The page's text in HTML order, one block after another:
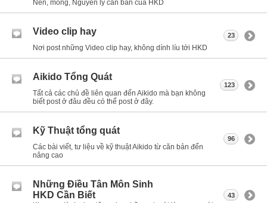
Nền, móng, Nguyên lý căn bản của HKD
Video clip hay
Nơi post những Video clip hay, không dính líu tới HKD
23
Aikido Tổng Quát
Tất cả các chủ đề liên quan đến Aikido mà bạn không
biết post ở đâu đều có thể post ở đây.
123
Kỹ Thuật tổng quát
Các bài viết, tư liệu về kỹ thuật Aikido từ căn bản đến
nâng cao
96
Những Điều Tân Môn Sinh
HKD Cần Biết
43